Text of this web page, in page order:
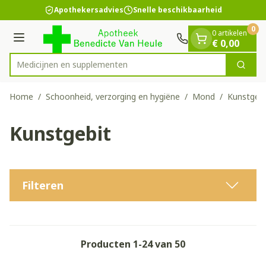
Ga naar de inhoud
1 van 1 Apothekersadvies Snelle beschikbaarheid
Menu
Product, merk, categorie...
Medicijnen Zoek
0 artikelen
€ 0,00
0
Home / Schoonheid, verzorging en hygiëne / Mond /
Kunstgebit
Filteren
Producten 1-24van 50